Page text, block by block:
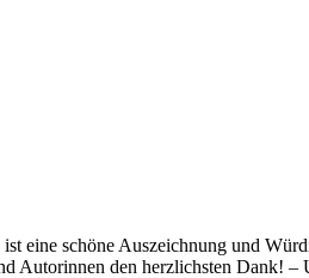
eine schöne Auszeichnung und
Autorinnen den herzlichsten Dank!